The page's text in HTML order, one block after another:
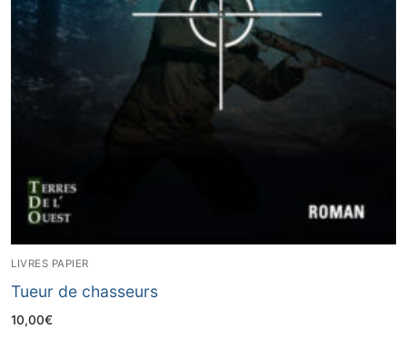
LIVRES PAPIER
Tueur de chasseurs
10,00€